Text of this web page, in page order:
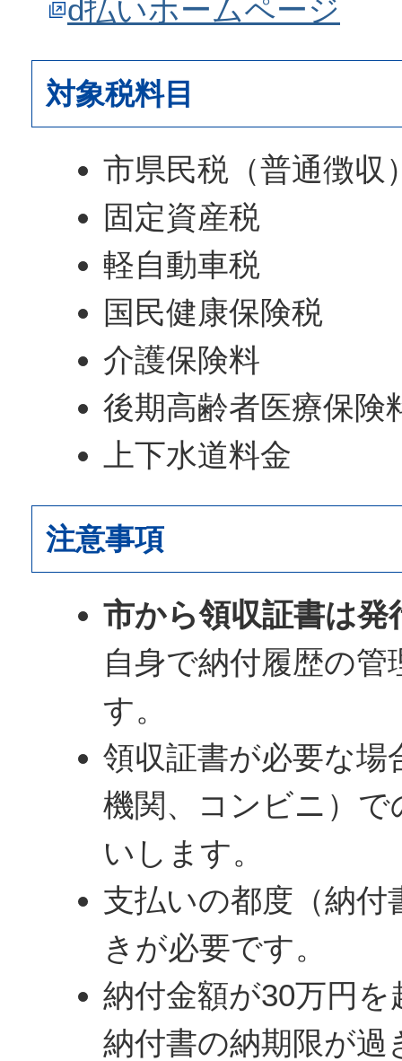
d払いホームページ
対象税料目
市県民税（普通徴収
固定資産税
軽自動車税
国民健康保険税
介護保険料
後期高齢者医療保険
上下水道料金
注意事項
市から領収証書は発
自身で納付履歴の
す。
領収証書が必要な場
機関、コンビニ）で
いします。
支払いの都度（納付
きが必要です。
納付金額が30万円
納付書の納期限が過